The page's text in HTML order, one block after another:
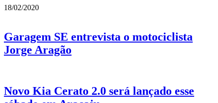
18/02/2020
Garagem SE entrevista o motociclista
Jorge Aragão
Novo Kia Cerato 2.0 será lançado esse